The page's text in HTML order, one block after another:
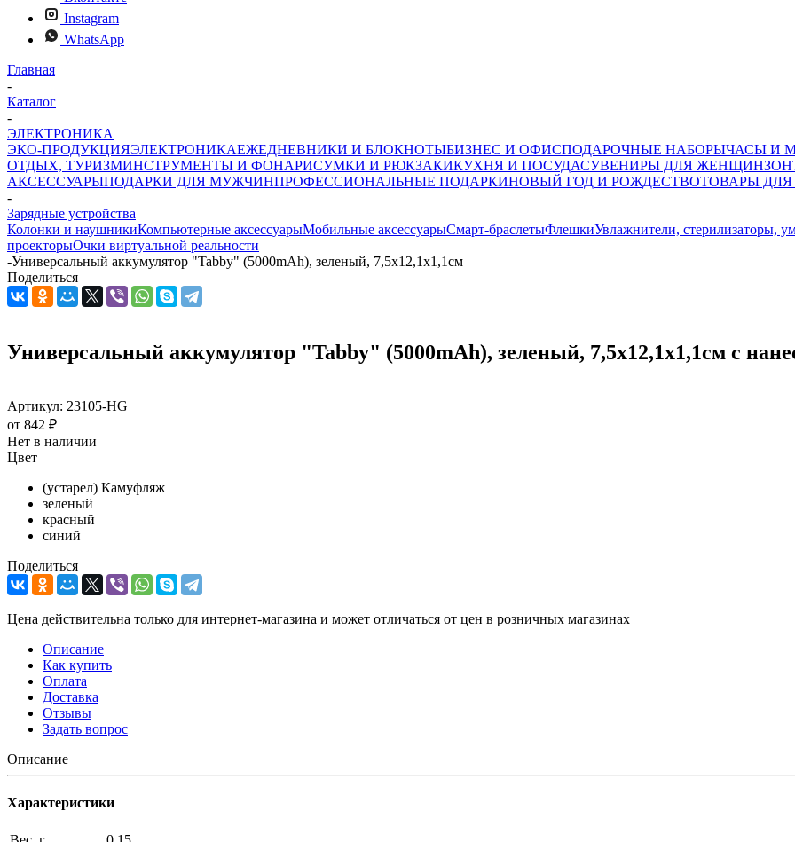
Instagram
WhatsApp
Главная
-
Каталог
-
ЭЛЕКТРОНИКА
ЭКО-ПРОДУКЦИЯЭЛЕКТРОНИКАЕЖЕДНЕВНИКИ И БЛОКНОТЫБИЗНЕС И ОФИСПОДАРОЧНЫЕ НАБОРЫЧАСЫ И
ОТДЫХ, ТУРИЗМИНСТРУМЕНТЫ И ФОНАРИСУМКИ И РЮКЗАКИКУХНЯ И ПОСУДАСУВЕНИРЫ ДЛЯ ЖЕНЩИН
АКСЕССУАРЫПОДАРКИ ДЛЯ МУЖЧИНПРОФЕССИОНАЛЬНЫЕ ПОДАРКИНОВЫЙ ГОД И РОЖДЕСТВОТОВАРЫ ДЛЯ
-
Зарядные устройства
Колонки и наушникиКомпьютерные аксессуарыМобильные аксессуарыСмарт-браслетыФлешкиУвлажнители, стерилизаторы,
проекторыОчки виртуальной реальности
-Универсальный аккумулятор "Tabby" (5000mAh), зеленый, 7,5х12,1х1,1см
Поделиться
Универсальный аккумулятор "Tabby" (5000mAh), зеленый, 7,5х12,1х1,1см с
Артикул: 23105-HG
от 842 ₽
Нет в наличии
Цвет
(устарел) Камуфляж
зеленый
красный
синий
Поделиться
Цена действительна только для интернет-магазина и может отличаться от цен в розничных магазинах
Описание
Как купить
Оплата
Доставка
Отзывы
Задать вопрос
Описание
Характеристики